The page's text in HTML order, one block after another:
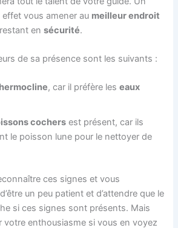
effet vous amener au meilleur endroit
ensécurité.
de sa présence sont les suivants :
, car il préfère leseaux
cochers est présent, car ils
le poisson lune pour le nettoyer de
ces signes et vous
un peu patient et d’attendre que le
si ces signes sont présents. Mais
votre enthousiasme si vous en voyez